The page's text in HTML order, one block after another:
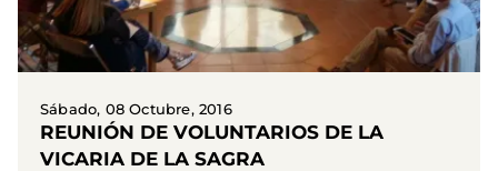
Sábado, 08 Octubre, 2016
REUNIÓN DE VOLUNTARIOS DE LA
VICARIA DE LA SAGRA